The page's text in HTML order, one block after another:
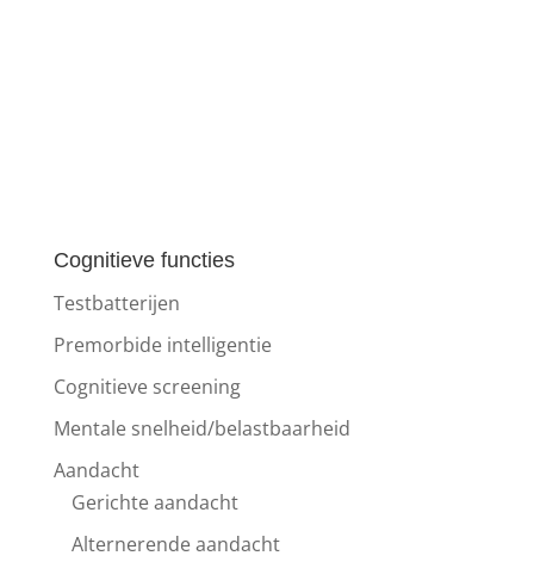
Cognitieve functies
Testbatterijen
Premorbide intelligentie
Cognitieve screening
Mentale snelheid/belastbaarheid
Aandacht
Gerichte aandacht
Alternerende aandacht